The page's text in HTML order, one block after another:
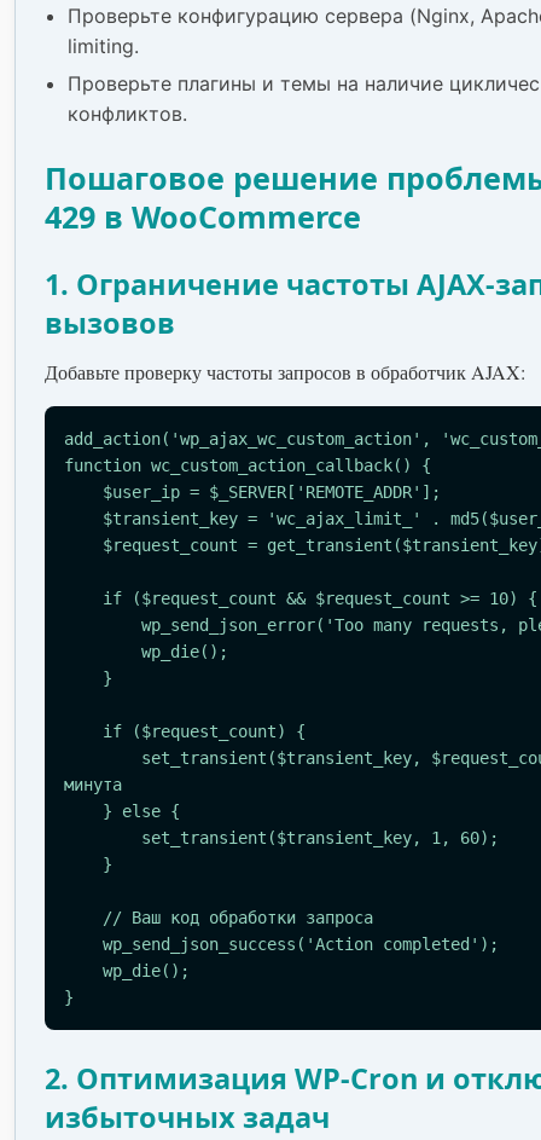
Проверьте конфигурацию сервера (Nginx,
limiting.
Проверьте плагины и темы на наличие
конфликтов.
Пошаговое решение
429 в WooCommerce
1. Ограничение частоты AJAX-
вызовов
Добавьте проверку частоты запросов в обработчик AJAX:
add_action('wp_ajax_wc_custom_action',
function wc_custom_action_callback() {
минута
}
2. Оптимизация WP-Cron и
избыточных задач